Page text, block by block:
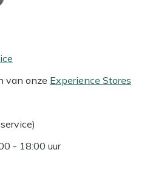
van onze Experience Stores
- 18:00 uur